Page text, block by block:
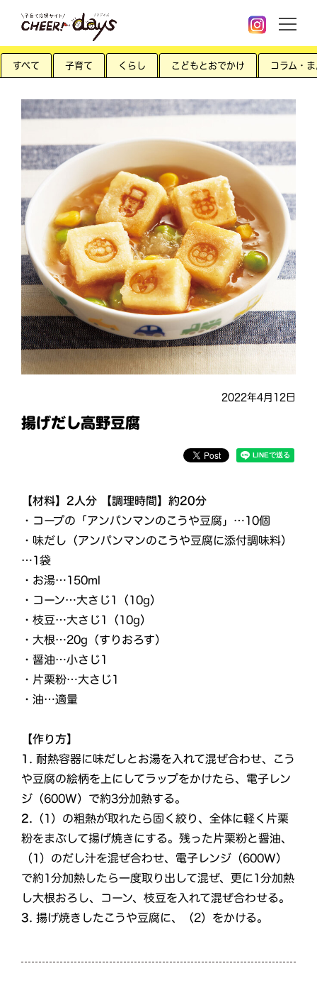
すべて 子育て くらし こどもとおでかけ コラム・
2022年4月12日
揚げだし高野豆腐
【材料】2人分 【調理時間】約20分
・コープの「アンパンマンのこうや豆腐」…10個
・味だし（アンパンマンのこうや豆腐に添付調味料）
…1袋
・お湯…150ml
・コーン…大さじ1（10g）
・枝豆…大さじ1（10g）
・大根…20g（すりおろす）
・醤油…小さじ1
・片栗粉…大さじ1
・油…適量
【作り方】
1. 耐熱容器に味だしとお湯を入れて混ぜ合わせ、こう
や豆腐の絵柄を上にしてラップをかけたら、電子レン
ジ（600W）で約3分加熱する。
2. （1）の粗熱が取れたら固く絞り、全体に軽く片栗
粉をまぶして揚げ焼きにする。残った片栗粉と醤油、
（1）のだし汁を混ぜ合わせ、電子レンジ（600W）
で約1分加熱したら一度取り出して混ぜ、更に1分加熱
し大根おろし、コーン、枝豆を入れて混ぜ合わせる。
3. 揚げ焼きしたこうや豆腐に、（2）をかける。